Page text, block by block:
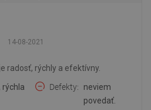
14-08-2021
radosť, rýchly a efektívny.
rýchla
Defekty
neviem
povedať.